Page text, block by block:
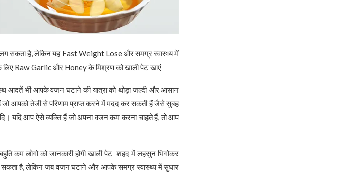
सकता है, लेकिन यह Fast Weight Lose और समग्र स्वास्थ्य में
Raw Garlic और Honey के मिश्रण को खाली पेट खाएं
आदतें भी आपके वजन घटाने की यात्रा को थोड़ा जल्दी और आसान
आपको तेजी से परिणाम प्राप्त करने में मदद कर सकती हैं जैसे सुबह
यदि आप ऐसे व्यक्ति हैं जो अपना वजन कम करना चाहते हैं, तो आप
कम लोगो को जानकारी होगी खाली पेट शहद में लहसुन भिगोकर
सकता है, लेकिन जब वजन घटाने और आपके समग्र स्वास्थ्य में सुधार